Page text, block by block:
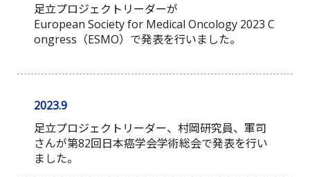
足立プロジェクトリーダーが
European Society for Medical Oncology 2023 C
ongress（ESMO）で発表を行いました。
2023.9
足立プロジェクトリーダー、村岡研究員、軍司
さんが第82回日本癌学会学術総会で発表を行い
ました。